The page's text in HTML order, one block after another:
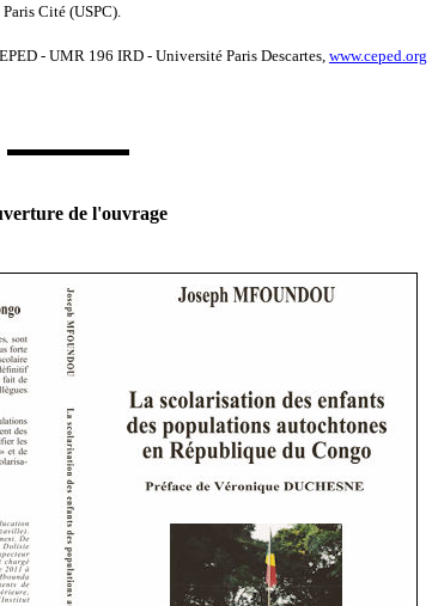
Cité (USPC).
- UMR 196 IRD - Université Paris Descartes,www.ceped.org
de l'ouvrage